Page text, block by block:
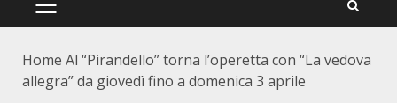
PRIMÄRES
Home Al “Pirandello” torna l’operetta con “La vedova
allegra” da giovedì fino a domenica 3 aprile